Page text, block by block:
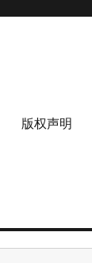
版权声明